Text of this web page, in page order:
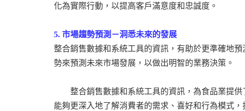
化為實際行動，以提高客戶滿意度和忠誠度。
5.市場趨勢預測－洞悉未來的發展
整合銷售數據和系統工具的資訊，有助於更準確地
勢來預測未來市場發展，以做出明智的業務決策。
整合銷售數據和系統工具的資訊，為食品業提
能夠更深入地了解消費者的需求、喜好和行為模式